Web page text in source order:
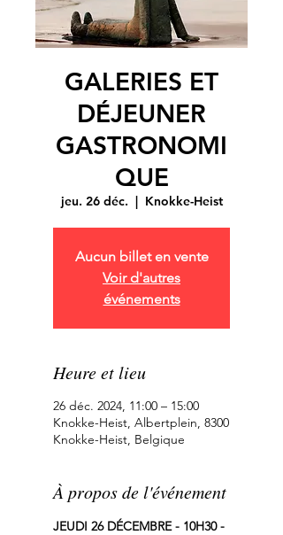
GALERIES ET
DÉJEUNER
GASTRONOMI
QUE
jeu. 26 déc.
  |
Knokke-Heist
Aucun billet en vente
Voir d'autres
événements
Heure et lieu
26 déc. 2024, 11:00 – 15:00
Knokke-Heist, Albertplein, 8300
Knokke-Heist, Belgique
À propos de l'événement
JEUDI 26 DÉCEMBRE - 10H30 -